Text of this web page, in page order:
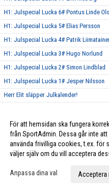
H1: Julspecial Lucka 6# Pontus Linde
H1: Julspecial Lucka 5# Elias Persson
H1: Julspecial Lucka 4# Patrik
H1: Julspecial Lucka 3# Hugo Norlund
H1: Julspecial Lucka 2# Simon Lindblad
H1: Julspecial Lucka 1# Jesper Nilsson
Herr Elit släpper Julkalender!
H1: Tung förlust mot Munka-Ljungby!
Vinst mot Växjö IBK samt Hovshaga AIF
Vinst mot Halmstad IBK för Herr Elit!
Hemmapremiär Herr Elit vs Skurup IBK
För att hemsidan ska fungera
från SportAdmin. Dessa går inte
använda frivilliga cookies, t.ex. för
väljer själv om du vill acceptera
Anpassa dina val Acceptera